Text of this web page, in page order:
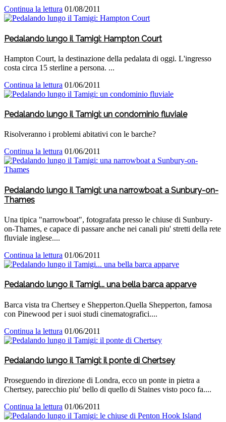
Continua la lettura 01/08/2011
Pedalando lungo il Tamigi: Hampton Court
Hampton Court, la destinazione della pedalata di oggi. L'ingresso
costa circa 15 sterline a persona. ...
Continua la lettura 01/06/2011
Pedalando lungo il Tamigi: un condominio fluviale
Risolveranno i problemi abitativi con le barche?
Continua la lettura 01/06/2011
Pedalando lungo il Tamigi: una narrowboat a Sunbury-on-
Thames
Una tipica "narrowboat", fotografata presso le chiuse di Sunbury-
on-Thames, e capace di passare anche nei canali piu' stretti della rete
fluviale inglese....
Continua la lettura 01/06/2011
Pedalando lungo il Tamigi... una bella barca apparve
Barca vista tra Chertsey e Shepperton.Quella Shepperton, famosa
con Pinewood per i suoi studi cinematografici....
Continua la lettura 01/06/2011
Pedalando lungo il Tamigi: il ponte di Chertsey
Proseguendo in direzione di Londra, ecco un ponte in pietra a
Chertsey, parecchio piu' bello di quello di Staines visto poco fa....
Continua la lettura 01/06/2011